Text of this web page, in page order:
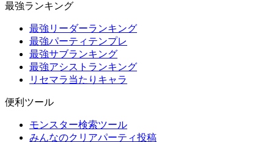
最強ランキング
最強リーダーランキング
最強パーティテンプレ
最強サブランキング
最強アシストランキング
リセマラ当たりキャラ
便利ツール
モンスター検索ツール
みんなのクリアパーティ投稿